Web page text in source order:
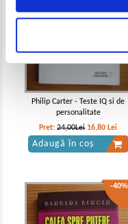
Philip Carter - Teste IQ si de
personalitate
Pret:24,00Lei 16,80 Lei
Adaugă în coș
-40%